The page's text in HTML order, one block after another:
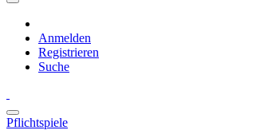
Anmelden
Registrieren
Suche
Pflichtspiele